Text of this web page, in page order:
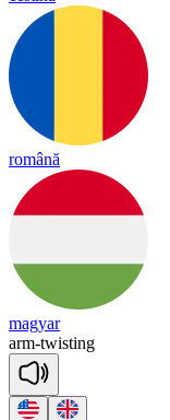
română
magyar
arm-twisting